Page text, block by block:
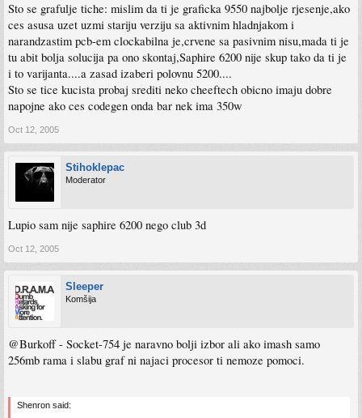
Sto se grafulje tiche: mislim da ti je graficka 9550 najbolje rjesenje,ako
ces asusa uzet uzmi stariju verziju sa aktivnim hladnjakom i
narandzastim pcb-em clockabilna je,crvene sa pasivnim nisu,mada ti je
tu abit bolja solucija pa ono skontaj,Saphire 6200 nije skup tako da ti je
i to varijanta....a zasad izaberi polovnu 5200....
Sto se tice kucista probaj srediti neko cheeftech obicno imaju dobre
napojne ako ces codegen onda bar nek ima 350w
Oct 12, 2005
Stihoklepac
Moderator
Lupio sam nije saphire 6200 nego club 3d
Oct 12, 2005
Sleeper
Komšija
@Burkoff - Socket-754 je naravno bolji izbor ali ako imash samo
256mb rama i slabu graf ni najaci procesor ti nemoze pomoci.
Shenron said: